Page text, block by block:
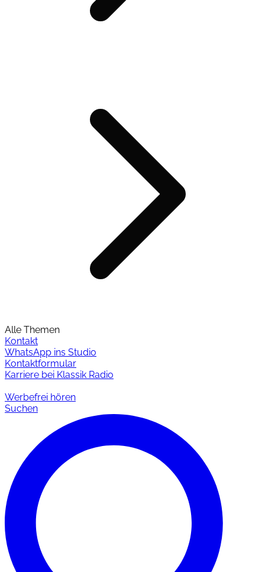
Alle Themen
Kontakt
WhatsApp ins Studio
Kontaktformular
Karriere bei Klassik Radio
Werbefrei hören
Suchen